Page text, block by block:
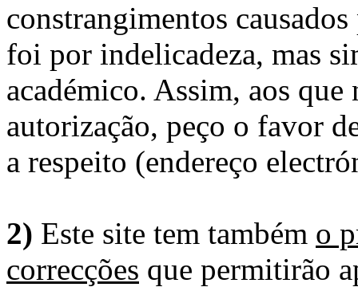
constrangimentos
foi por indelicadeza, mas
académico. Assim, aos
autorização, peço o favor
a respeito (endereço
2) Este site tem também o
correcções que permitirão